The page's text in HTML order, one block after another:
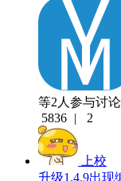
等2人参与讨
5836 | 2
上校
升级1.4.9出现